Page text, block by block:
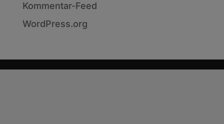
Kommentar-Feed
WordPress.org